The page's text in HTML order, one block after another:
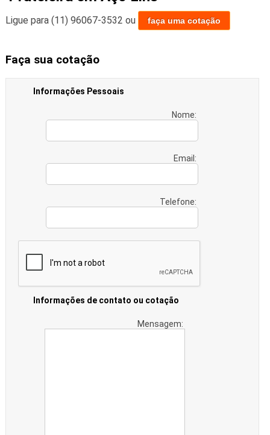
Ligue para (11) 96067-3532 ou faça uma cotação
Faça sua cotação
Informações Pessoais
Nome:
Email:
Telefone:
Informações de contato ou cotação
Mensagem: